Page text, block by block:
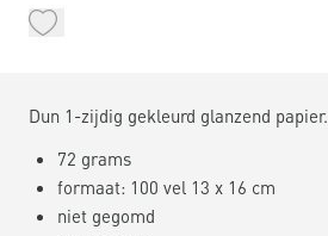
Dun 1-zijdig gekleurd glanzend papier.
72 grams
formaat: 100 vel 13 x 16 cm
niet gegomd